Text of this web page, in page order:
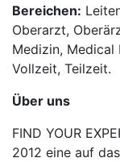
Bereichen:
Oberarzt,
Medizin, Medical
Vollzeit, Teilzeit.
Über uns
FIND YOUR
2012 eine auf